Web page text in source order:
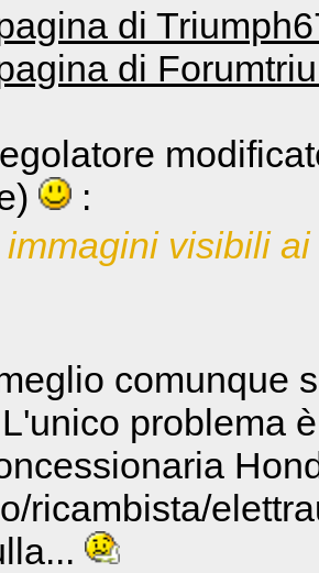
di
di
:
immagini visibili
comunque
problema
ricambista/